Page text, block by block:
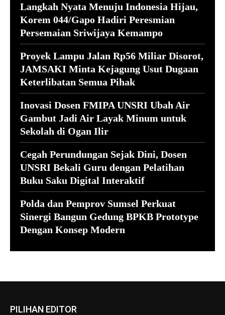
Langkah Nyata Menuju Indonesia Hijau,
Korem 044/Gapo Hadiri Peresmian
Persemaian Sriwijaya Kemampo
Proyek Lampu Jalan Rp56 Miliar Disorot,
JAMSAKI Minta Kejagung Usut Dugaan
Keterlibatan Semua Pihak
Inovasi Dosen FMIPA UNSRI Ubah Air
Gambut Jadi Air Layak Minum untuk
Sekolah di Ogan Ilir
Cegah Perundungan Sejak Dini, Dosen
UNSRI Bekali Guru dengan Pelatihan
Buku Saku Digital Interaktif
Polda dan Pemprov Sumsel Perkuat
Sinergi Bangun Gedung BPKB Prototype
Dengan Konsep Modern
PILIHAN EDITOR